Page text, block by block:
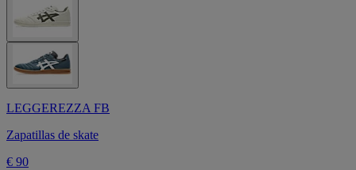
LEGGEREZZA FB
Zapatillas de skate
€ 90